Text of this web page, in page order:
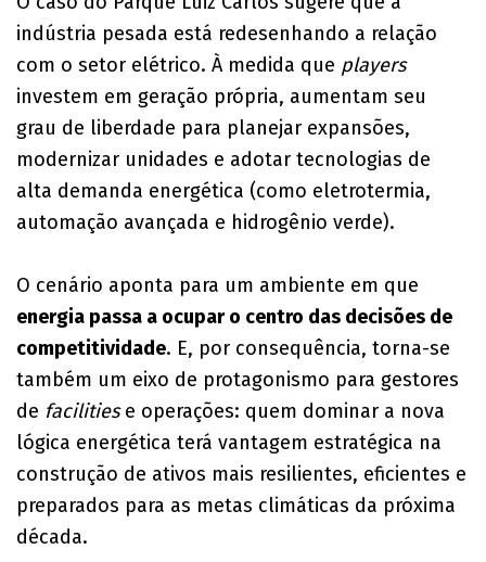
indústria pesada está redesenhando a relação
com o setor elétrico. À medida que players
investem em geração própria, aumentam seu
grau de liberdade para planejar expansões,
modernizar unidades e adotar tecnologias de
alta demanda energética (como eletrotermia,
automação avançada e hidrogênio verde).
O cenário aponta para um ambiente em que
energia passa a ocupar o centro das decisões de
competitividade. E, por consequência, torna-se
também um eixo de protagonismo para gestores
de facilitiese operações: quem dominar a nova
lógica energética terá vantagem estratégica na
construção de ativos mais resilientes, eficientes e
preparados para as metas climáticas da próxima
década.